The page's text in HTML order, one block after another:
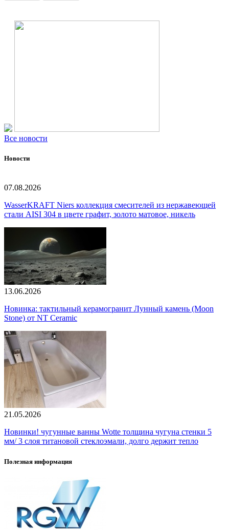
Все новости
Новости
07.08.2026
WasserKRAFT Niers коллекция смесителей из нержавеющей
стали AISI 304 в цвете графит, золото матовое, никель
13.06.2026
Новинка: тактильный керамогранит Лунный камень (Moon
Stone) от NT Ceramic
21.05.2026
Новинки! чугунные ванны Wotte толщина чугуна стенки 5
мм/ 3 слоя титановой стеклоэмали, долго держит тепло
Полезная информация